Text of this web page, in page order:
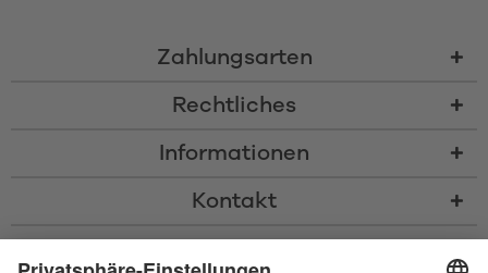
Zahlungsarten
Rechtliches
Informationen
Kontakt